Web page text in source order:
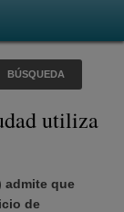
utiliza
admite que
de